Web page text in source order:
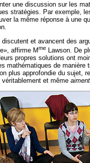
une discussion sur les
stratégies. Par exemple,
la même réponse à une
et avancent des
affirme Mme Lawson. De
propres solutions ont
mathématiques de manière
plus approfondie du sujet,
véritablement et même aiment